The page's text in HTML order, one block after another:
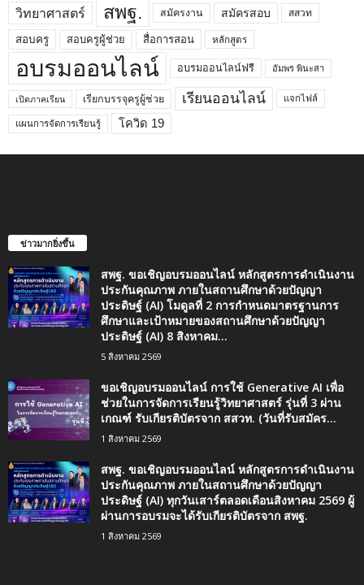
วิทยาศาสตร์ สพฐ. สมัครงาน สมัครสอบ สสวท
สอบครู สอบครูผู้ช่วย สื่อการสอน หลักสูตร
อบรมออนไลน์ อบรมออนไลน์ฟรี อัมพร พินะสา
เปิดภาคเรียน เรียกบรรจุครูผู้ช่วย เรียนออนไลน์ แจกไฟล์
แผนการจัดการเรียนรู้ โควิด 19
ข่าวมากยิ่งขึ้น
สพฐ. ขอเชิญอบรมออนไลน์ หลักสูตรการดำเนินงาน
ประกันคุณภาพ ภายในสถานศึกษาด้วยปัญญา
ประดิษฐ์ (AI) โมดูลที่ 2 การกำหนดมาตรฐานการ
ศึกษาและเป้าหมายของสถานศึกษาด้วยปัญญา
ประดิษฐ์ (AI) 8 สิงหาคม...
5 สิงหาคม 2569
ขอเชิญอบรมออนไลน์ การใช้ Generative AI เพื่อ
ช่วยในการจัดการเรียนรู้วิทยาศาสตร์ รุ่นที่ 3 ผ่าน
เกณฑ์ รับเกียรติบัตรจาก สสวท. (วันที่รับสมัคร...
1 สิงหาคม 2569
สพฐ. ขอเชิญอบรมออนไลน์ หลักสูตรการดำเนินงาน
ประกันคุณภาพ ภายในสถานศึกษาด้วยปัญญา
ประดิษฐ์ (AI) ทุกวันเสาร์ตลอดเดือนสิงหาคม 2569 ผู้
ผ่านการอบรมจะได้รับเกียรติบัตรจาก สพฐ.
1 สิงหาคม 2569